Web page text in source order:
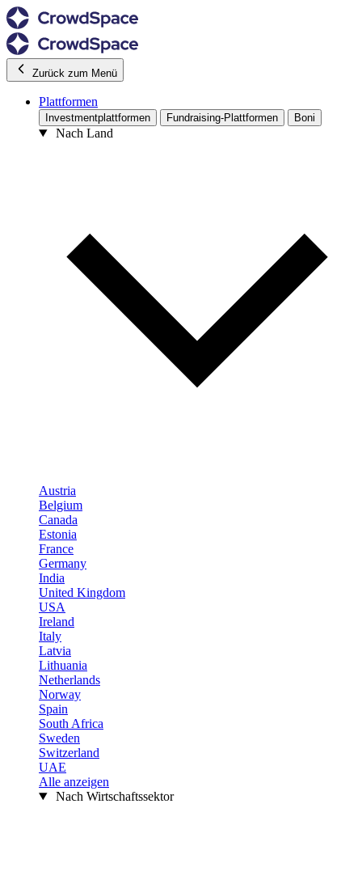
Zurück zum Menü
Plattformen
Investmentplattformen Fundraising-Plattformen Boni
Nach Land
Austria
Belgium
Canada
Estonia
France
Germany
India
United Kingdom
USA
Ireland
Italy
Latvia
Lithuania
Netherlands
Norway
Spain
South Africa
Sweden
Switzerland
UAE
Alle anzeigen
Nach Wirtschaftssektor